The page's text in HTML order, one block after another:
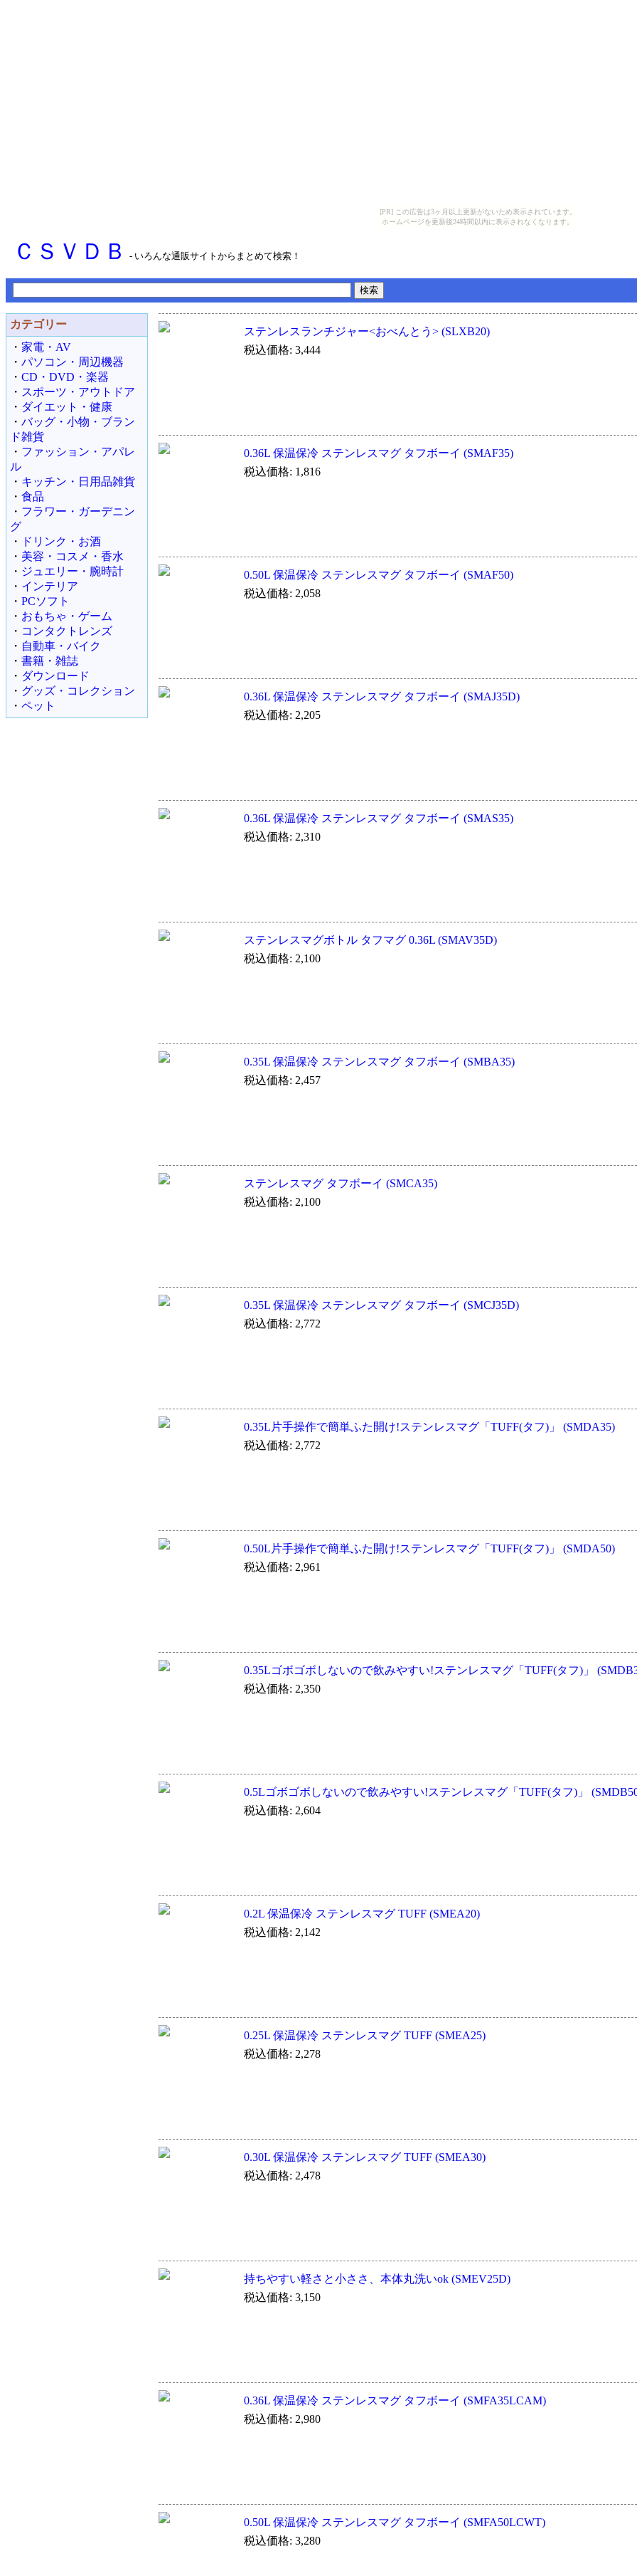
[PR] この広告は3ヶ月以上更新がないため表示されています。
ホームページを更新後24時間以内に表示されなくなります。
ＣＳＶＤＢ - いろんな通販サイトからまとめて検索！
カテゴリー
・ 家電・AV
・ パソコン・周辺機器
・ CD・DVD・楽器
・ スポーツ・アウトドア
・ ダイエット・健康
・ バッグ・小物・ブラン
ド雑貨
・ ファッション・アパレ
ル
・ キッチン・日用品雑貨
・ 食品
・ フラワー・ガーデニン
グ
・
ドリンク・お酒
・ 美容・コスメ・香水
・ ジュエリー・腕時計
・ インテリア
・ PCソフト
・ おもちゃ・ゲーム
・ コンタクトレンズ
・ 自動車・バイク
・ 書籍・雑誌
・ ダウンロード
・ グッズ・コレクション
・ ペット
ステンレスランチジャー<おべんとう> (SLXB20)
税込価格: 3,444
0.36L 保温保冷 ステンレスマグ タフボーイ (SMAF35)
税込価格: 1,816
0.50L 保温保冷 ステンレスマグ タフボーイ (SMAF50)
税込価格: 2,058
0.36L 保温保冷 ステンレスマグ タフボーイ (SMAJ35D)
税込価格: 2,205
0.36L 保温保冷 ステンレスマグ タフボーイ (SMAS35)
税込価格: 2,310
ステンレスマグボトル タフマグ 0.36L (SMAV35D)
税込価格: 2,100
0.35L 保温保冷 ステンレスマグ タフボーイ (SMBA35)
税込価格: 2,457
ステンレスマグ タフボーイ (SMCA35)
税込価格: 2,100
0.35L 保温保冷 ステンレスマグ タフボーイ (SMCJ35D)
税込価格: 2,772
0.35L片手操作で簡単ふた開け!ステンレスマグ「TUFF(タフ)」 (SMDA35)
税込価格: 2,772
0.50L片手操作で簡単ふた開け!ステンレスマグ「TUFF(タフ)」 (SMDA50)
税込価格: 2,961
0.35Lゴボゴボしないので飲みやすい!ステンレスマグ「TUFF(タフ)」
税込価格: 2,350
0.5Lゴボゴボしないので飲みやすい!ステンレスマグ「TUFF(タフ)」
税込価格: 2,604
0.2L 保温保冷 ステンレスマグ TUFF (SMEA20)
税込価格: 2,142
0.25L 保温保冷 ステンレスマグ TUFF (SMEA25)
税込価格: 2,278
0.30L 保温保冷 ステンレスマグ TUFF (SMEA30)
税込価格: 2,478
持ちやすい軽さと小ささ、本体丸洗いok (SMEV25D)
税込価格: 3,150
0.36L 保温保冷 ステンレスマグ タフボーイ (SMFA35LCAM)
税込価格: 2,980
0.50L 保温保冷 ステンレスマグ タフボーイ (SMFA50LCWT)
税込価格: 3,280